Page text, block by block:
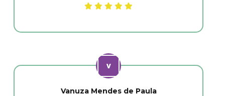
Vanuza Mendes de Paula